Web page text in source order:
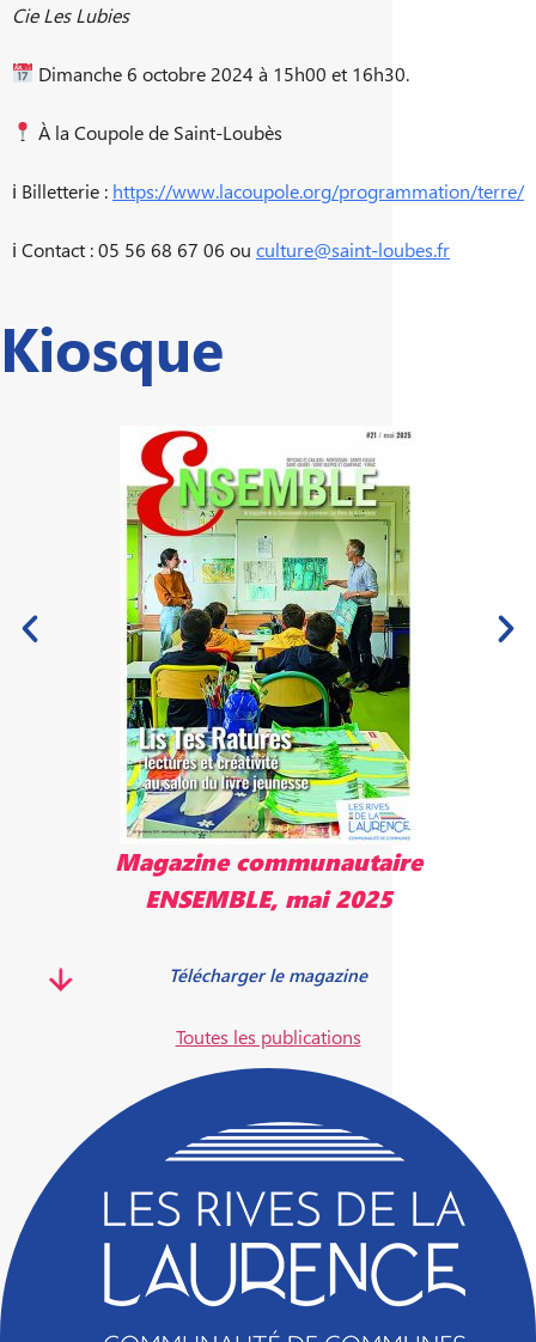
Cie Les Lubies
Dimanche 6 octobre 2024 à 15h00 et 16h30.
À la Coupole de Saint-Loubès
ℹ Billetterie : https://www.lacoupole.org/programmation/terre/
ℹ Contact : 05 56 68 67 06 ou culture@saint-loubes.fr
Kiosque
Magazine communautaire
ENSEMBLE, mai 2025
Télécharger le magazine
Toutes les publications